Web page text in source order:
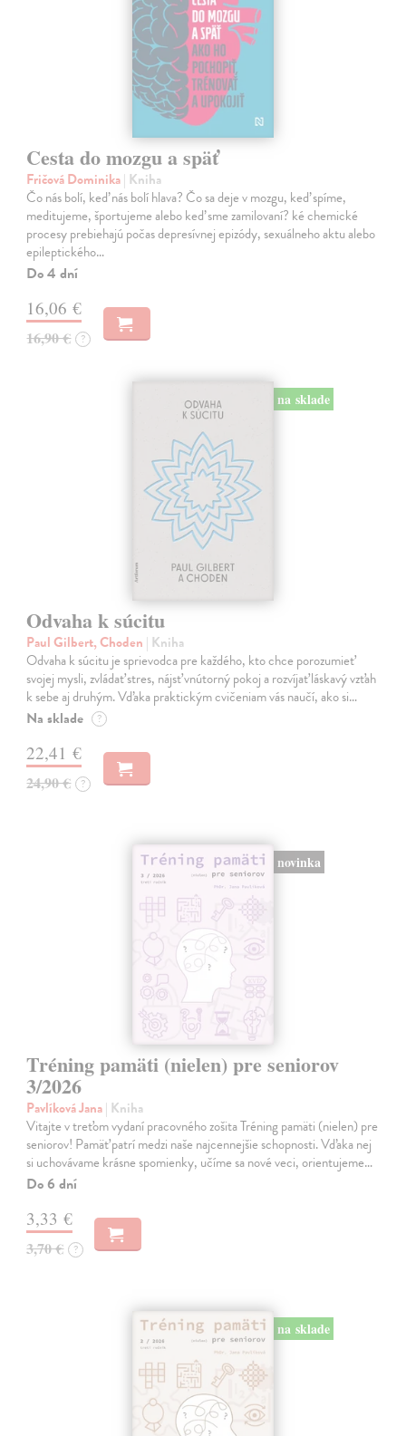
Cesta do mozgu a späť
Fričová Dominika| Kniha
Čo nás bolí, keď nás bolí hlava? Čo sa deje v mozgu, keď spíme,
meditujeme, športujeme alebo keď sme zamilovaní? ké chemické
procesy prebiehajú počas depresívnej epizódy, sexuálneho aktu alebo
epileptického…
Do 4 dní
16,06 €
16,90 € ?
na sklade
Odvaha k súcitu
Paul Gilbert, Choden | Kniha
Odvaha k súcitu je sprievodca pre každého, kto chce porozumieť
svojej mysli, zvládať stres, nájsť vnútorný pokoj a rozvíjať láskavý vzťah
k sebe aj druhým. Vďaka praktickým cvičeniam vás naučí, ako si…
Na sklade ?
22,41 €
24,90 € ?
novinka
Tréning pamäti (nielen) pre seniorov
3/2026
Pavlíková Jana| Kniha
Vitajte v treťom vydaní pracovného zošita Tréning pamäti (nielen) pre
seniorov! Pamäť patrí medzi naše najcennejšie schopnosti. Vďaka nej
si uchovávame krásne spomienky, učíme sa nové veci, orientujeme…
Do 6 dní
3,33 €
3,70 € ?
na sklade